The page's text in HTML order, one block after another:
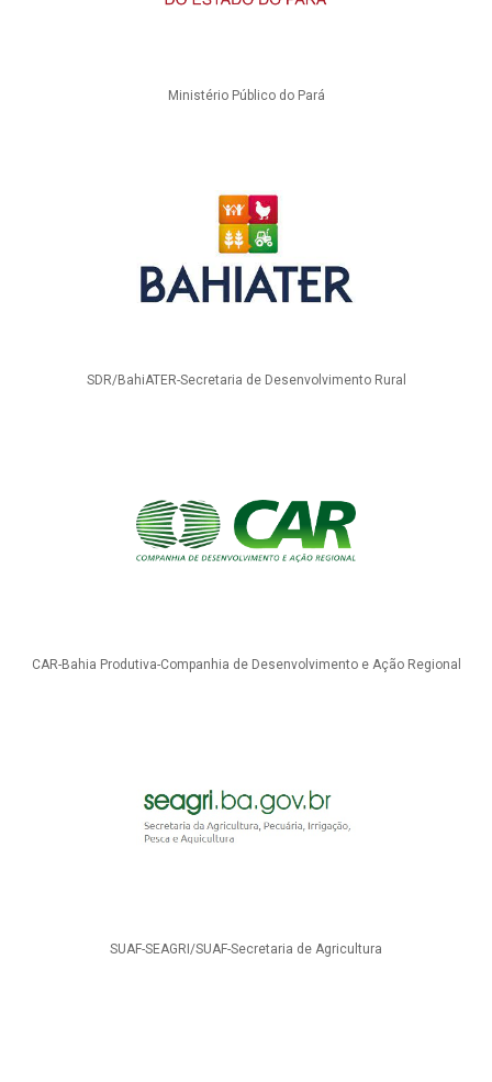
Ministério Público do Pará
SDR/BahiATER-Secretaria de Desenvolvimento Rural
CAR-Bahia Produtiva-Companhia de Desenvolvimento e Ação Regional
SUAF-SEAGRI/SUAF-Secretaria de Agricultura